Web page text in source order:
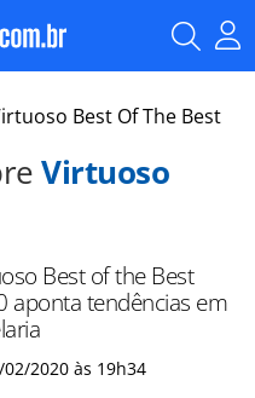
Best Of The Best
Virtuoso
Best of the Best
aponta tendências em
02/2020 às 19h34